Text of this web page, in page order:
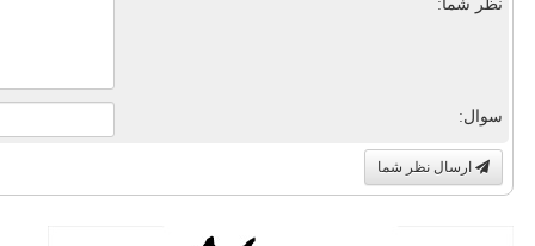
نظر شما:
سوال:
ارسال نظر شما